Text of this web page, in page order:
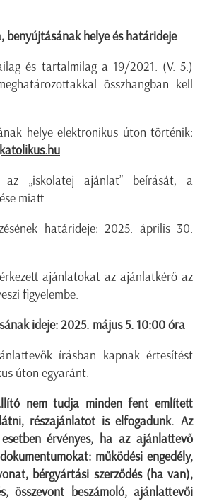
benyújtásának helye és határideje
és tartalmilag a 19/2021. (V. 5.)
összhangban kell
helye elektronikus úton történik:
az „iskolatej ajánlat” beírását, a
miatt.
határideje: 2025. április 30.
ajánlatokat az ajánlatkérő az
figyelembe.
ideje: 2025. május 5. 10:00 óra
írásban kapnak értesítést
úton egyaránt.
nem tudja minden fent említett
részajánlatot is elfogadunk. Az
érvényes, ha az ajánlattevő
működési engedély,
bérgyártási szerződés (ha van),
összevont beszámoló, ajánlattevői